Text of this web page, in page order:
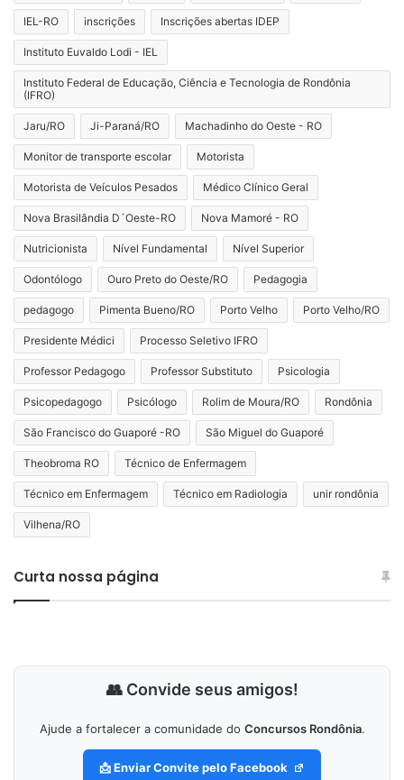
IEL-RO inscrições Inscrições abertas IDEP
Instituto Euvaldo Lodi - IEL
Instituto Federal de Educação, Ciência e Tecnologia de Rondônia
(IFRO)
Jaru/RO Ji-Paraná/RO Machadinho do Oeste - RO
Monitor de transporte escolar Motorista
Motorista de Veículos Pesados Médico Clínico Geral
Nova Brasilândia D´Oeste-RO Nova Mamoré - RO
Nutricionista Nível Fundamental Nível Superior
Odontólogo Ouro Preto do Oeste/RO Pedagogia
pedagogo Pimenta Bueno/RO Porto Velho Porto Velho/RO
Presidente Médici Processo Seletivo IFRO
Professor Pedagogo Professor Substituto Psicologia
Psicopedagogo Psicólogo Rolim de Moura/RO Rondônia
São Francisco do Guaporé -RO São Miguel do Guaporé
Theobroma RO Técnico de Enfermagem
Técnico em Enfermagem Técnico em Radiologia unir rondônia
Vilhena/RO
Curta nossa página
👥 Convide seus amigos!
Ajude a fortalecer a comunidade do Concursos Rondônia.
📩 Enviar Convite pelo Facebook